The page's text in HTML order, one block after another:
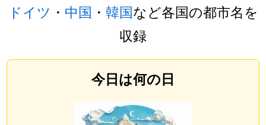
ドイツ ・ 中国 ・ 韓国など各国の都市名を
収録
今日は何の日